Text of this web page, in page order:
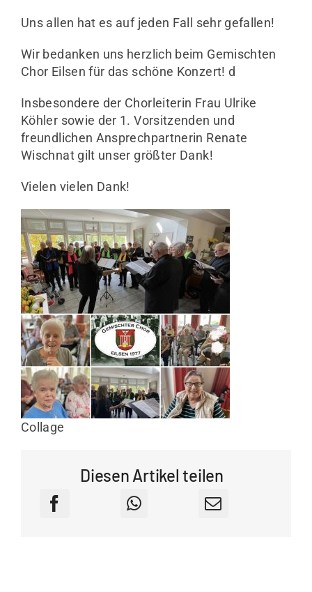
Uns allen hat es auf jeden Fall sehr gefallen!
Wir bedanken uns herzlich beim Gemischten
Chor Eilsen für das schöne Konzert! d
Insbesondere der Chorleiterin Frau Ulrike
Köhler sowie der 1. Vorsitzenden und
freundlichen Ansprechpartnerin Renate
Wischnat gilt unser größter Dank!
Vielen vielen Dank!
Collage
Diesen Artikel teilen